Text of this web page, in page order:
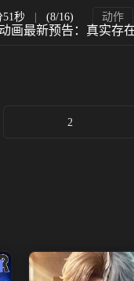
51秒 (8/16) 动作
画最新预告：真实存
2